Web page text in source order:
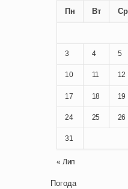
Пн Вт Ср
3 4 5
10 11 12
17 18 19
24 25 26
31
« Лип
Погода